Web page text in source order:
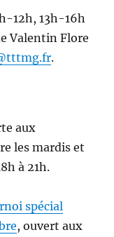
12h, 13h-16h
Valentin Flore
.
aux
les mardis et
à 21h.
spécial
, ouvert aux